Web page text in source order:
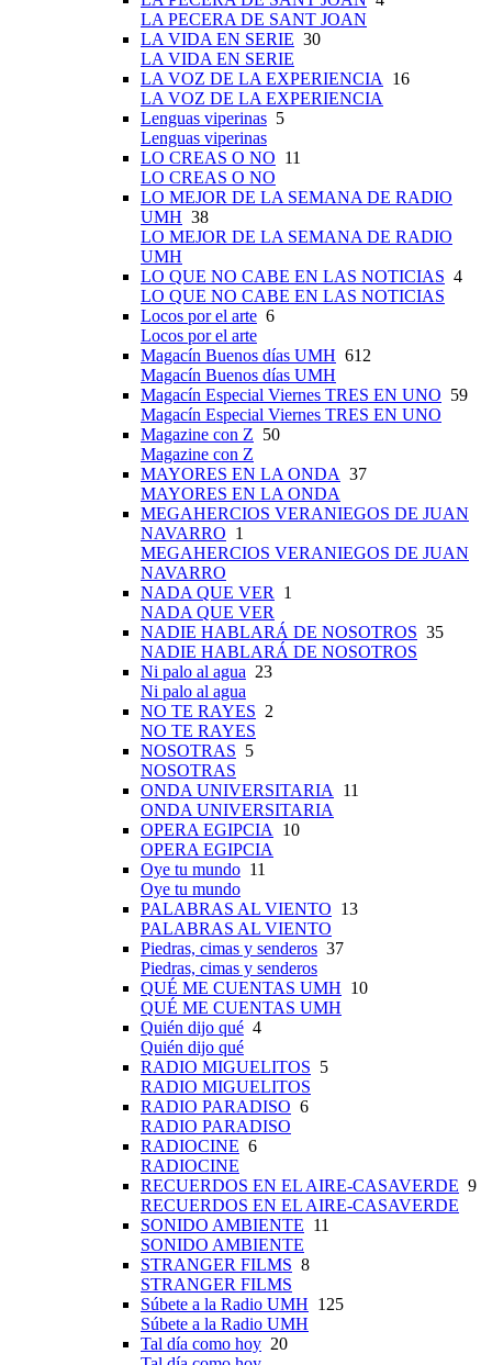
LA PECERA DE SANT JOAN
LA VIDA EN SERIE 30
LA VIDA EN SERIE
LA VOZ DE LA EXPERIENCIA
16
LA VOZ DE LA EXPERIENCIA
Lenguas viperinas 5
Lenguas viperinas
LO CREAS O NO 11
LO CREAS O NO
LO MEJOR DE LA SEMANA DE RADIO
UMH 38
LO MEJOR DE LA SEMANA DE RADIO
UMH
LO QUE NO CABE EN LAS NOTICIAS 4
LO QUE NO CABE EN LAS NOTICIAS
Locos por el arte 6
Locos por el arte
Magacín Buenos días UMH 612
Magacín Buenos días UMH
Magacín Especial Viernes TRES EN UNO 59
Magacín Especial Viernes TRES EN UNO
Magazine con Z 50
Magazine con Z
MAYORES EN LA ONDA 37
MAYORES EN LA ONDA
MEGAHERCIOS VERANIEGOS DE JUAN
NAVARRO 1
MEGAHERCIOS VERANIEGOS DE JUAN
NAVARRO
NADA QUE VER
1
NADA QUE VER
NADIE HABLARÁ DE NOSOTROS 35
NADIE HABLARÁ DE NOSOTROS
Ni palo al agua 23
Ni palo al agua
NO TE RAYES 2
NO TE RAYES
NOSOTRAS 5
NOSOTRAS
ONDA UNIVERSITARIA
11
ONDA UNIVERSITARIA
OPERA EGIPCIA
10
OPERA EGIPCIA
Oye tu mundo 11
Oye tu mundo
PALABRAS AL VIENTO 13
PALABRAS AL VIENTO
Piedras, cimas y senderos 37
Piedras, cimas y senderos
QUÉ ME CUENTAS UMH 10
QUÉ ME CUENTAS UMH
Quién dijo qué 4
Quién dijo qué
RADIO MIGUELITOS 5
RADIO MIGUELITOS
RADIO PARADISO 6
RADIO PARADISO
RADIOCINE 6
RADIOCINE
RECUERDOS EN EL AIRE-CASAVERDE 9
RECUERDOS EN EL AIRE-CASAVERDE
SONIDO AMBIENTE 11
SONIDO AMBIENTE
STRANGER FILMS 8
STRANGER FILMS
Súbete a la Radio UMH 125
Súbete a la Radio UMH
Tal día como hoy 20